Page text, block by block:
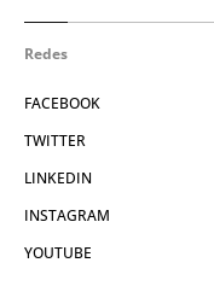
Redes
FACEBOOK
TWITTER
LINKEDIN
INSTAGRAM
YOUTUBE